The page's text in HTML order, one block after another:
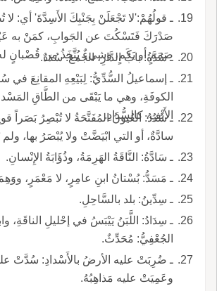
ـ قولُهُمْ:'لا تَجْعَلَنْ بِجَنْبِكَ الأَسِدَّةَ' أي: لا
صَدْرَكَ فَتَسْكُتَ عن الجَوابِ، كمَنْ به
صَمَمٍ أو بَكَمٍ، وشيءٌ يُتَّخَذُ من قُضْبانٍ
ـ سُدَّةُ: بابُ الدَّارِ، الجمع: سُدَدٌ.
ـ إسماعيلُ السُّدِّيُّ: لِبَيْعِهِ المقانِعَ في
الكوفَةِ، وهي ما يَبْقَى من الطَّاقِ
الأَنْفِ، كالسُّدَادِ.
ـ سُدُدُ: العُيونُ المُفَتَّحَةُ لا تُبْصِرُ بَصَراً
سادَّةٌ، أو التي ابْيَضَّتْ ولا يُبْصَرُ بها،
ـ سَادَّةُ: النَّاقَةُ الهَرِمَةُ، وذُؤَابَةُ الإِنْسانِ.
ـ مَسَدُّ: بُسْتانُ ابنِ عامِرٍ، لا مَعْمَرٍ،
ـ سِدِّينُ: بلد بالسَّاحِلِ.
ـ سِدَادُ: اللَّبَنُ يَيْبَسُ في إحْليلِ الناقَةِ،
الجُعْفِيُّ: مُحَدِّثٌ.
ـ ضُرِبَتْ عليه الأرضُ بالأَسْدادِ: سُدَّتْ
وعَمِيَتْ عليه مَذاهِبُهُ.